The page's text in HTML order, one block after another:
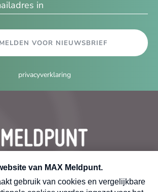
VOOR NIEUWSBRIEF
privacyverklaring